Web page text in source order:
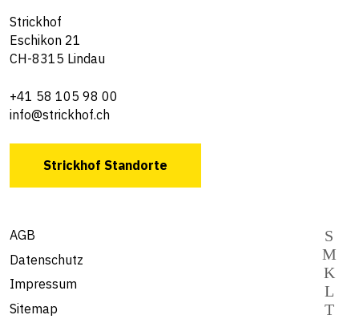
Strickhof
Eschikon 21
CH-8315 Lindau
+41 58 105 98 00
info@strickhof.ch
Strickhof Standorte
AGB
Datenschutz
Impressum
Sitemap